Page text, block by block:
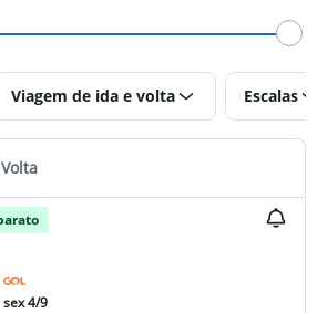
Viagem de ida e volta Escalas
Volta
sex 4/9